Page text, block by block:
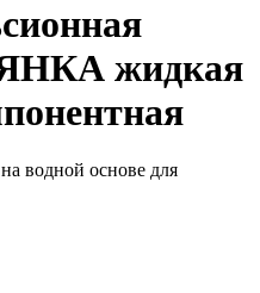
жидкая
водной основе для